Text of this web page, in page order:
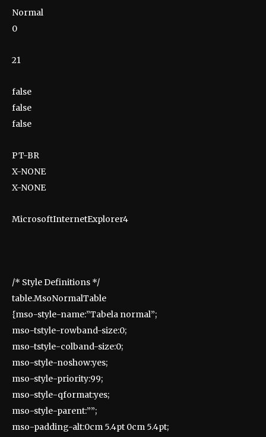
Normal
0
21
false
false
false
PT-BR
X-NONE
X-NONE
MicrosoftInternetExplorer4
/* Style Definitions */
table.MsoNormalTable
{mso-style-name:”Tabela normal”;
mso-tstyle-rowband-size:0;
mso-tstyle-colband-size:0;
mso-style-noshow:yes;
mso-style-priority:99;
mso-style-qformat:yes;
mso-style-parent:””;
mso-padding-alt:0cm 5.4pt 0cm 5.4pt;